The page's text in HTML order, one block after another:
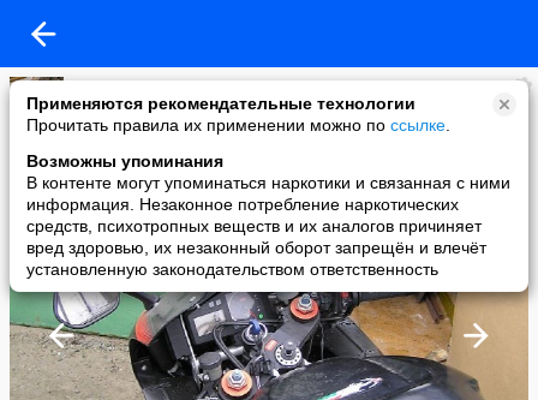
Применяются рекомендательные технологии
Прочитать правила их применении можно по ссылке
Возможны упоминания
В контенте могут упоминаться наркотики и связанная с ними
информация. Незаконное потребление наркотических
средств, психотропных веществ и их аналогов причиняет
вред здоровью, их незаконный оборот запрещён и влечёт
установленную законодательством ответственность
Алекс
added a photo
01 Feb в 14:32